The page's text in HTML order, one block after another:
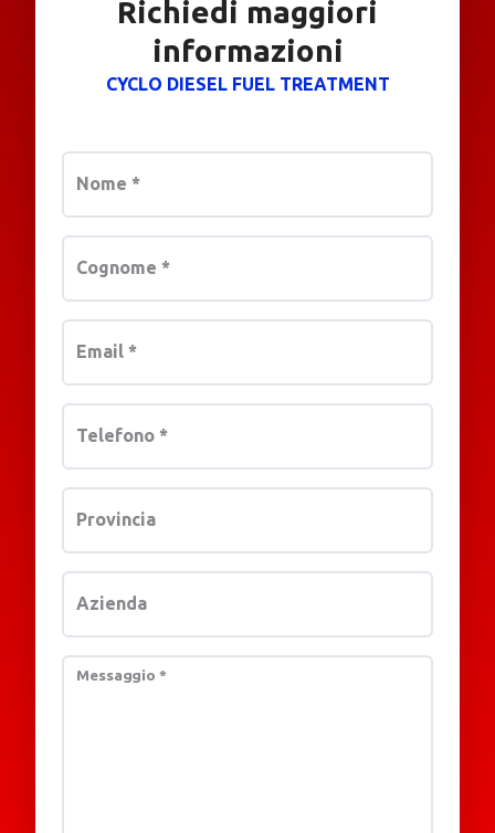
Richiedi maggiori
informazioni
CYCLO DIESEL FUEL TREATMENT
Nome *
Cognome *
Email *
Telefono *
Provincia
Azienda
Messaggio *